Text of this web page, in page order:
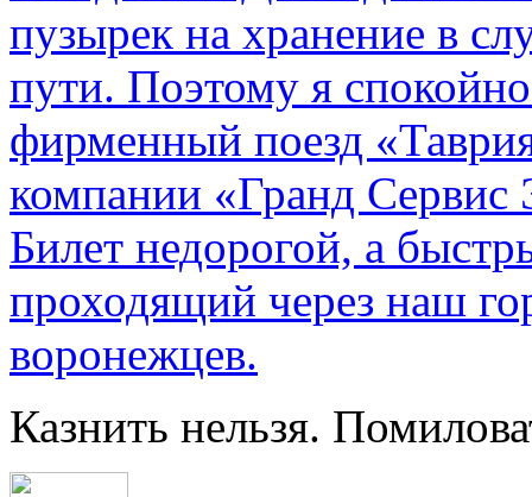
пузырек на хранение в
пути. По­этому я
фирменный поезд
компании «Гранд Сервис
Билет недорогой, а
проходящий через наш
воронежцев.
Казнить нельзя.